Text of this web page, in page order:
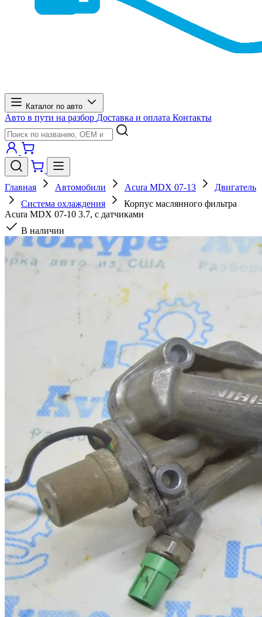
Каталог по авто
Авто в пути на разбор Доставка и оплата Контакты
Главная Автомобили Acura MDX 07-13
Двигатель
Система охлаждения
Корпус маслянного фильтра
Acura MDX 07-10 3.7, с датчиками
В наличии